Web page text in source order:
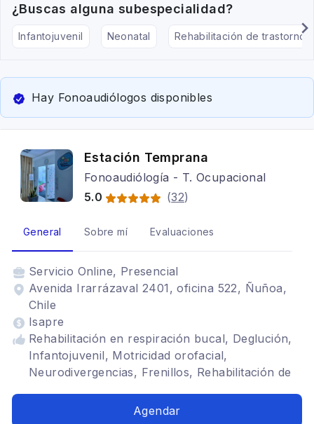
¿Buscas alguna subespecialidad?
Infantojuvenil Neonatal Rehabilitación de
Hay Fonoaudiólogos disponibles
Estación Temprana
Fonoaudiólogía - T. Ocupacional
5.0
(32)
General Sobre mí Evaluaciones
Servicio Online, Presencial
Avenida Irarrázaval 2401, oficina 522, Ñuñoa,
Chile
Isapre
Rehabilitación en respiración bucal, Deglución,
Infantojuvenil, Motricidad orofacial,
Neurodivergencias, Frenillos, Rehabilitación de
Agendar